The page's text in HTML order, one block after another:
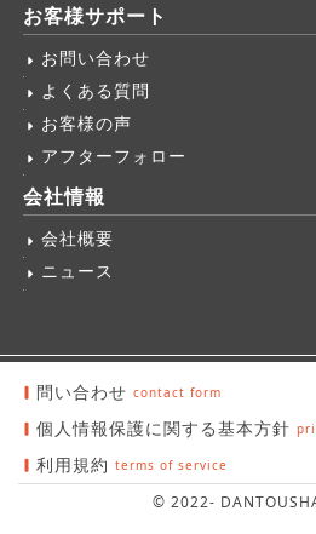
お客様サポート
お問い合わせ
よくある質問
お客様の声
アフターフォロー
会社情報
会社概要
ニュース
問い合わせ
個人情報保護に関する基本方針
利用規約
© 2022-